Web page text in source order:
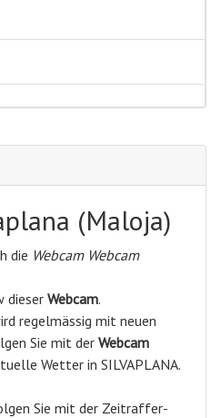
(Maloja)
die Webcam Webcam
dieser Webcam.
regelmässig mit neuen
Sie mit der Webcam
Wetter in SILVAPLANA.
Sie mit der Zeitraffer-